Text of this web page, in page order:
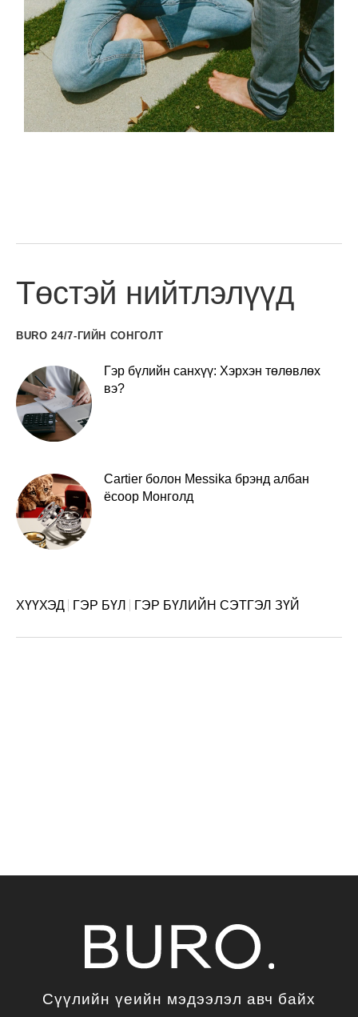
Төстэй нийтлэлүүд
BURO 24/7-ГИЙН СОНГОЛТ
Гэр бүлийн санхүү: Хэрхэн төлөвлөх
вэ?
Cartier болон Messika брэнд албан
ёсоор Монголд
ХҮҮХЭД ГЭР БҮЛ ГЭР БҮЛИЙН СЭТГЭЛ ЗҮЙ
Сүүлийн үеийн мэдээлэл авч байх